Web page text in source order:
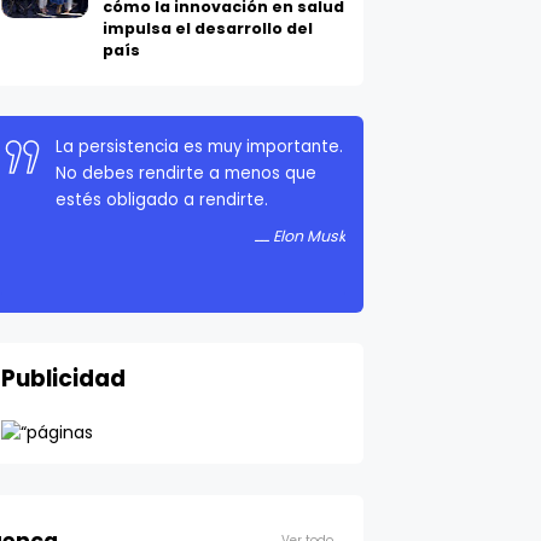
cómo la innovación en salud
impulsa el desarrollo del
país
Si algo es lo suficientemente
importante, incluso si las
probabilidades están en tu contra,
Publicidad